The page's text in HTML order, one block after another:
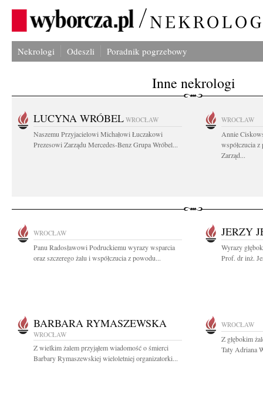
Nekrologi Odeszli Poradnik pogrzebowy
Inne nekrologi
LUCYNA WRÓBEL WROCŁAW
Naszemu Przyjacielowi Michałowi Łuczakowi
Prezesowi Zarządu Mercedes-Benz Grupa Wróbel...
WROCŁAW
Annie
współczucia
Zarząd...
WROCŁAW
Panu Radosławowi Podruckiemu wyrazy wsparcia
oraz szczerego żalu i współczucia z powodu...
JERZY
Wyrazy
Prof. dr inż.
BARBARA RYMASZEWSKA
WROCŁAW
Z wielkim żalem przyjąłem wiadomość o śmierci
Barbary Rymaszewskiej wieloletniej organizatorki...
WROCŁAW
Z głębokim
Taty Adriana